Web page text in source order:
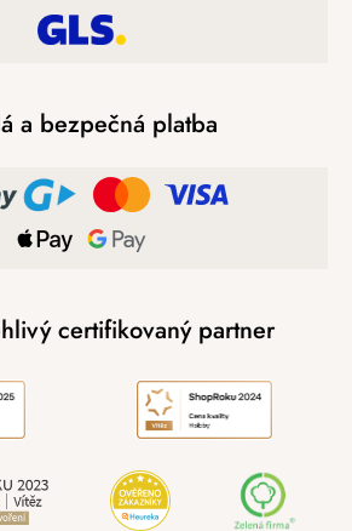
a bezpečná platba
certifikovaný partner